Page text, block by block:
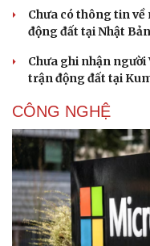
Chưa có thông tin
động đất tại Nhật Bản
Chưa ghi nhận
trận động đất tại
CÔNG NGHỆ